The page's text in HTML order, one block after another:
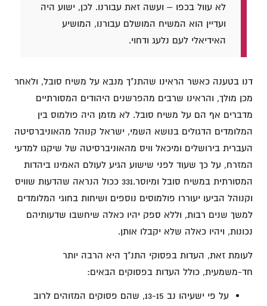
לא עוול בכפו – ועשה זאת עבורנו. לכן, ישוע היה
ועדיין הוא המשיח המושלם עבורנו, המושיע
האידיאלי לעם נלעג ודחוי.
דנו בטענה כאשר הראינו שהתנ"ך מנבא על משיח סובל, ולאחר
מכן מולך, והראינו שרבים מהפרשנים היהודים המסורתיים
מדברים אף הם על משיח סובל. לא מזמן היה פולמוס בין
המלומדים הדגולים בנושא השמי, ישראל קנוהל מהאוניברסיטה
העברית בירושלים ומיכאל וויס מהאוניברסיטה של שיקגו למדעי
המזרח, על כך שעוד לפני שישוע הגיע לעולם האמינו ביהדות
המסורתית במשיח סובל ומיוסר.331 ככול הנראה שהדעות שוויס
וקנוהל הביעו יעוררו פולמוסים נוספים ושיחות בחוגי המלומדים
למשך שנים רבות, וללא ספק יהיו כאלה שיחשבו שדעותיהם
נכונות, ויהיו כאלה שלא יקבלו אותן.
לעומת זאת, העדות בפסוקי התנ"ך היא הרבה יותר
חד-משמעית, כולל העדות בפסוקים הבאים:
על פי ישעיהו נב 13-15, שהם פסוקים המזוהים לרוב